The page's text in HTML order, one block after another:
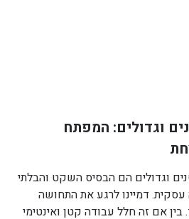
וגדולים: המפתח
וגדולים הם הבסיס השקט והבלתי
דמיינו לרגע את התחושה
אם זה חלל עבודה קטן ואינטימי